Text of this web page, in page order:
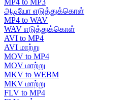
MP4 to MP3
ஆடியோ எடுத்துக்கொள்
MP4 to WAV
WAV எடுத்துக்கொள்
AVI to MP4
AVI மாற்று
MOV to MP4
MOV மாற்று
MKV to WEBM
MKV மாற்று
FLV to MP4